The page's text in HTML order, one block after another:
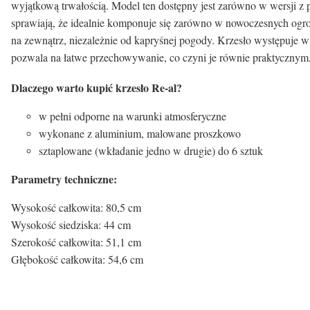
wyjątkową trwałością. Model ten dostępny jest zarówno w wersji
sprawiają, że idealnie komponuje się zarówno w nowoczesnych
na zewnątrz, niezależnie od kapryśnej pogody. Krzesło występuje
pozwala na łatwe przechowywanie, co czyni je równie
Dlaczego warto kupić krzesło Re-al?
w pełni odporne na warunki atmosferyczne
wykonane z aluminium, malowane proszkowo
sztaplowane (wkładanie jedno w drugie) do 6 sztuk
Parametry techniczne:
Wysokość całkowita: 80,5 cm
Wysokość siedziska: 44 cm
Szerokość całkowita: 51,1 cm
Głębokość całkowita: 54,6 cm